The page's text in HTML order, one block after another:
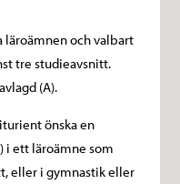
läroämnen och valbart
tre studieavsnitt.
(A).
önska en
i ett läroämne som
eller i gymnastik eller